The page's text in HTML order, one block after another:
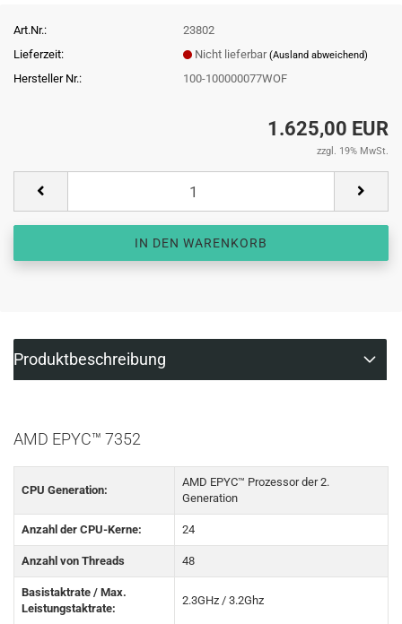
Art.Nr.:
23802
Lieferzeit:
Nicht lieferbar(Ausland abweichend)
Hersteller Nr.: 100-100000077WOF
1.625,00 EUR
zzgl. 19% MwSt.
Produktbeschreibung
AMD EPYC™ 7352
CPU Generation:
AMD EPYC™ Prozessor der 2.
Generation
Anzahl der CPU-Kerne: 24
Anzahl von Threads 48
Basistaktrate / Max.
Leistungstaktrate:
2.3GHz / 3.2Ghz